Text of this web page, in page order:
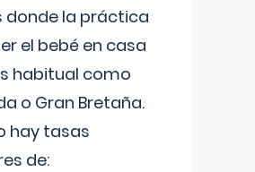
donde la práctica
el bebé en casa
habitual como
o Gran Bretaña.
hay tasas
de: